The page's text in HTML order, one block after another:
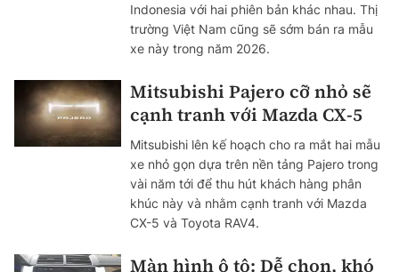
Indonesia với hai phiên bản khác nhau. Thị
trường Việt Nam cũng sẽ sớm bán ra mẫu
xe này trong năm 2026.
Mitsubishi Pajero cỡ nhỏ sẽ
cạnh tranh với Mazda CX-5
Mitsubishi lên kế hoạch cho ra mắt hai mẫu
xe nhỏ gọn dựa trên nền tảng Pajero trong
vài năm tới để thu hút khách hàng phân
khúc này và nhằm cạnh tranh với Mazda
CX-5 và Toyota RAV4.
Màn hình ô tô: Dễ chọn, khó